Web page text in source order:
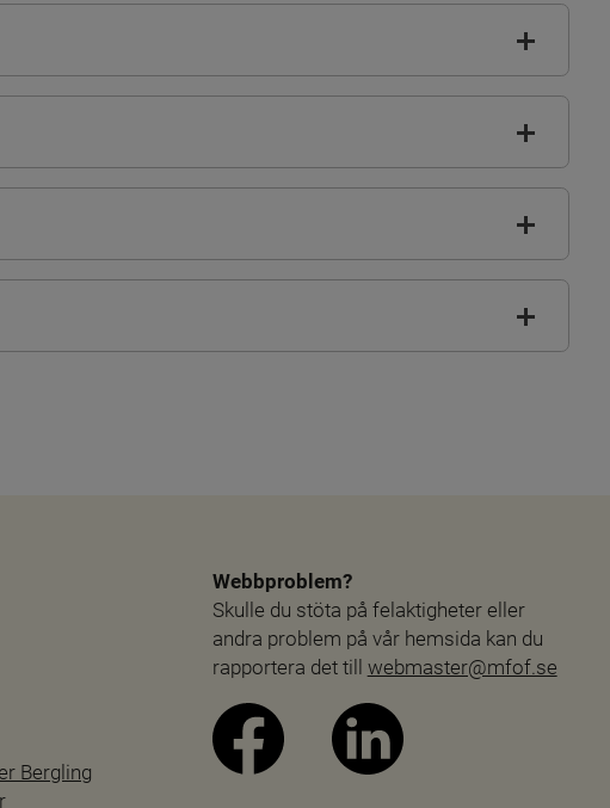
Bergling
Webbproblem?
Skulle du stöta på felaktigheter eller
andra problem på vår hemsida kan du
rapportera det till webmaster@mfof.se